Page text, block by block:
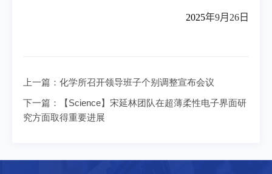
2025年9月 26 日
上一篇： 化学所召开领导班子个别调整宣布会议
下一篇：
【Science】宋延林团队在超薄柔性电子界面研
究方面取得重要进展